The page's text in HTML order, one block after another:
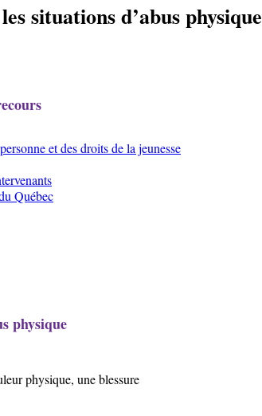
situations d’abus physique
et des droits de la jeunesse
Québec
physique
physique, une blessure